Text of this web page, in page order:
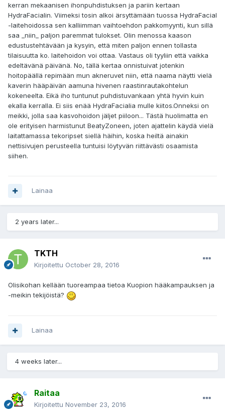
kerran mekaanisen ihonpuhdistuksen ja pariin kertaan
HydraFacialin. Viimeksi tosin alkoi ärsyttämään tuossa HydraFacial
-laitehoidossa sen kalliimman vaihtoehdon pakkomyynti, kun sillä
saa _niin_ paljon paremmat tulokset. Olin menossa kaason
edustustehtävään ja kysyin, että miten paljon ennen tollasta
tilaisuutta ko. laitehoidon voi ottaa. Vastaus oli tyyliin että vaikka
edeltävänä päivänä. No, tällä kertaa onnistuivat jotenkin
hoitopäällä repimään mun akneruvet niin, että naama näytti vielä
kaverin hääpäivän aamuna hivenen raastinrautakohtelun
kokeneelta. Eikä iho tuntunut puhdistuvankaan yhtä hyvin kuin
ekalla kerralla. Ei siis enää HydraFacialia mulle kiitos.Onneksi on
meikki, jolla saa kasvohoidon jäljet piiloon... Tästä huolimatta en
ole erityisen harmistunut BeatyZoneen, joten ajattelin käydä vielä
laitattamassa tekoripset siellä häihin, koska heiltä ainakin
nettisivujen perusteella tuntuisi löytyvän riittävästi osaamista
siihen.
Lainaa
2 years later...
TKTH
Kirjoitettu October 28, 2016
Olisikohan kellään tuoreampaa tietoa Kuopion hääkampauksen ja
-meikin tekijöistä?
Lainaa
4 weeks later...
Raitaa
Kirjoitettu November 23, 2016